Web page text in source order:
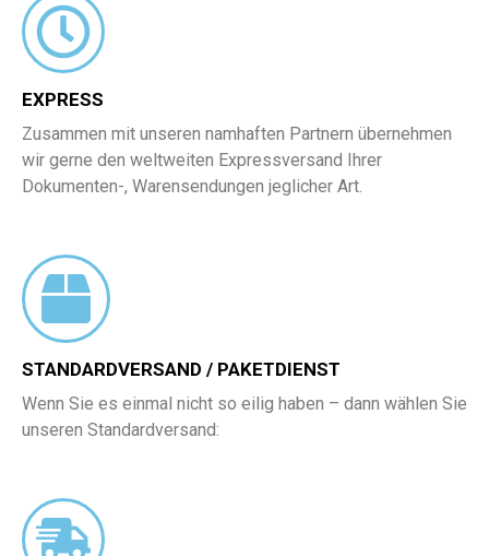
EXPRESS
Zusammen mit unseren namhaften Partnern übernehmen
wir gerne den weltweiten Expressversand Ihrer
Dokumenten-, Warensendungen jeglicher Art.
STANDARDVERSAND / PAKETDIENST
Wenn Sie es einmal nicht so eilig haben – dann wählen Sie
unseren Standardversand: